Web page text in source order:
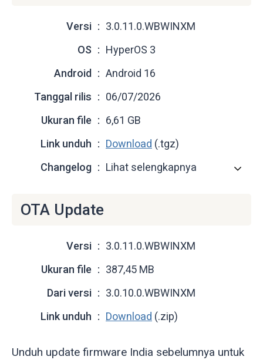
Versi
3.0.11.0.WBWINXM
OS
HyperOS 3
Android
Android 16
Tanggal rilis
06/07/2026
Ukuran file
6,61 GB
Link unduh
Download (.tgz)
Changelog
Lihat selengkapnya
OTA Update
Versi
3.0.11.0.WBWINXM
Ukuran file
387,45 MB
Dari versi
3.0.10.0.WBWINXM
Link unduh
Download (.zip)
Unduh update firmware India sebelumnya untuk